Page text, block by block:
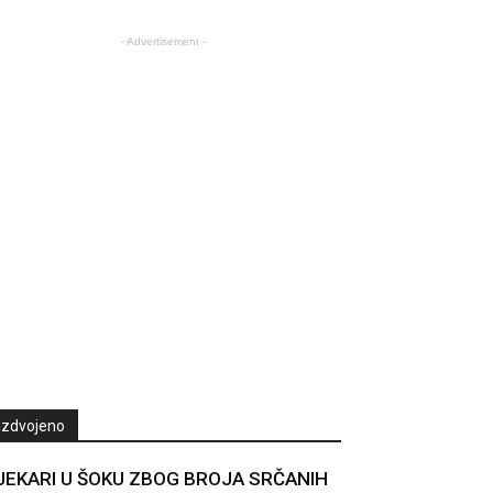
- Advertisement -
U ŠOKU ZBOG BROJA SRČANIH